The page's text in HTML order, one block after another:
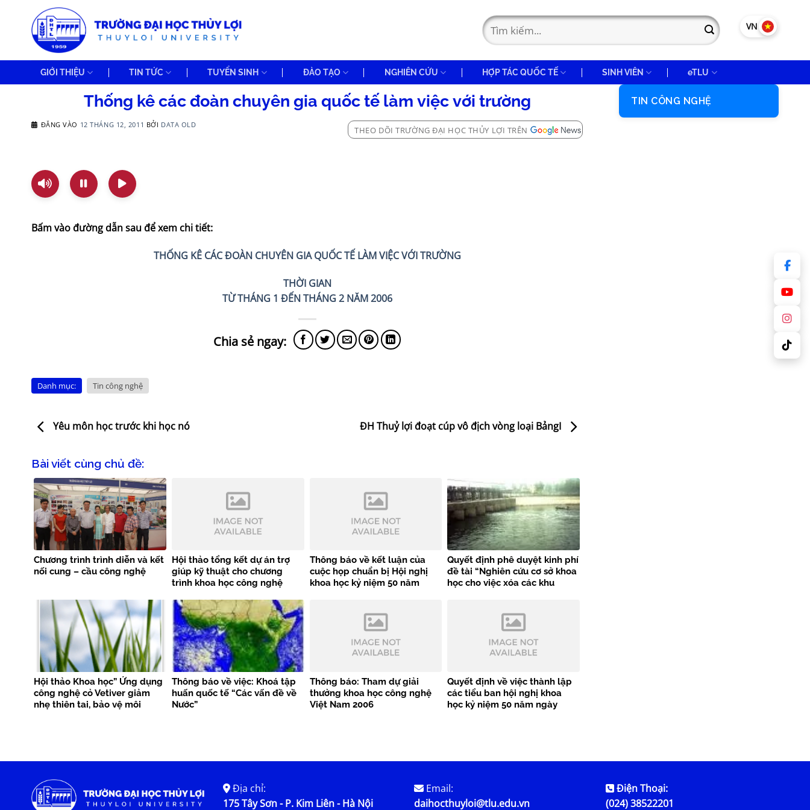
VN EN
GIỚI THIỆU TIN TỨC TUYỂN SINH ĐÀO TẠO NGHIÊN CỨU HỢP TÁC QUỐC TẾ SINH VIÊN eTLU
Thống kê các đoàn chuyên gia quốc tế làm việc với trường
ĐĂNG VÀO 12 THÁNG 12, 2011 BỞI DATA OLD
THEO DÕI TRƯỜNG ĐẠI HỌC THỦY LỢI TRÊN
Bấm vào đường dẫn sau để xem chi tiết:
THỐNG KÊ CÁC ĐOÀN CHUYÊN GIA QUỐC TẾ LÀM VIỆC VỚI TRƯỜNG
THỜI GIAN
TỪ THÁNG 1 ĐẾN THÁNG 2 NĂM 2006
Danh mục: Tin công nghệ
Yêu môn học trước khi học nó ĐH Thuỷ lợi đoạt cúp vô địch vòng loại BảngI
Bài viết cùng chủ đề:
Chương trình trình diễn và kết
nối cung – cầu công nghệ
Hội thảo tổng kết dự án trợ
giúp kỹ thuật cho chương
trình khoa học công nghệ
công trình thuỷ lợi vùng cửa
sông ven biển
Thông báo về kết luận của
cuộc họp chuẩn bị Hội nghị
khoa học kỷ niệm 50 năm
Quyết định phê duyệt kinh phí
đề tài “Nghiên cứu cơ sở khoa
học cho việc xóa các khu
Hà Văn Khối Trường Đại học
Thủy lợi chủ nhiệm
Hội thảo Khoa học” Ứng dụng
công nghệ cỏ Vetiver giảm
nhẹ thiên tai, bảo vệ môi
Thông báo về việc: Khoá tập
huấn quốc tế “Các vấn đề về
Nước”
Thông báo: Tham dự giải
thưởng khoa học công nghệ
Việt Nam 2006
Quyết định về việc thành lập
các tiểu ban hội nghị khoa
học kỷ niệm 50 năm ngày
TIN CÔNG NGHỆ
Địa chỉ:
175 Tây Sơn - P. Kim Liên - Hà Nội
Email:
daihocthuyloi@tlu.edu.vn
Điện Thoại:
(024) 38522201